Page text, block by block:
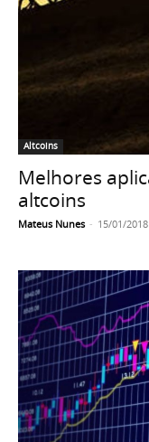
Altcoins
Melhores
altcoins
Mateus Nunes - 15/01/